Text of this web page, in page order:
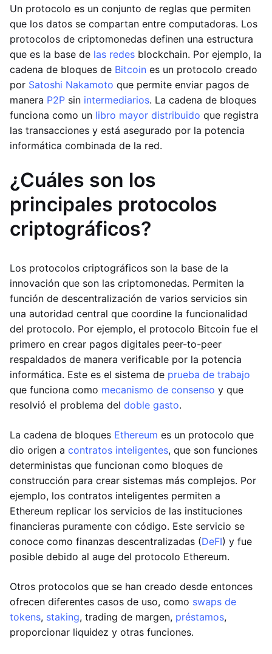
Un protocolo es un conjunto de reglas que permiten
que los datos se compartan entre computadoras. Los
protocolos de criptomonedas definen una estructura
que es la base de las redes blockchain. Por ejemplo, la
cadena de bloques de Bitcoin es un protocolo creado
por Satoshi Nakamoto que permite enviar pagos de
manera P2P sin intermediarios. La cadena de bloques
funciona como un libro mayor distribuido que registra
las transacciones y está asegurado por la potencia
informática combinada de la red.
¿Cuáles son los
principales protocolos
criptográficos?
Los protocolos criptográficos son la base de la
innovación que son las criptomonedas. Permiten la
función de descentralización de varios servicios sin
una autoridad central que coordine la funcionalidad
del protocolo. Por ejemplo, el protocolo Bitcoin fue el
primero en crear pagos digitales peer-to-peer
respaldados de manera verificable por la potencia
informática. Este es el sistema de prueba de trabajo
que funciona como mecanismo de consenso y que
resolvió el problema del doble gasto.
La cadena de bloques Ethereum es un protocolo que
dio origen a contratos inteligentes, que son funciones
deterministas que funcionan como bloques de
construcción para crear sistemas más complejos. Por
ejemplo, los contratos inteligentes permiten a
Ethereum replicar los servicios de las instituciones
financieras puramente con código. Este servicio se
conoce como finanzas descentralizadas (DeFI) y fue
posible debido al auge del protocolo Ethereum.
Otros protocolos que se han creado desde entonces
ofrecen diferentes casos de uso, como swaps de
tokens, staking, trading de margen, préstamos,
proporcionar liquidez y otras funciones.